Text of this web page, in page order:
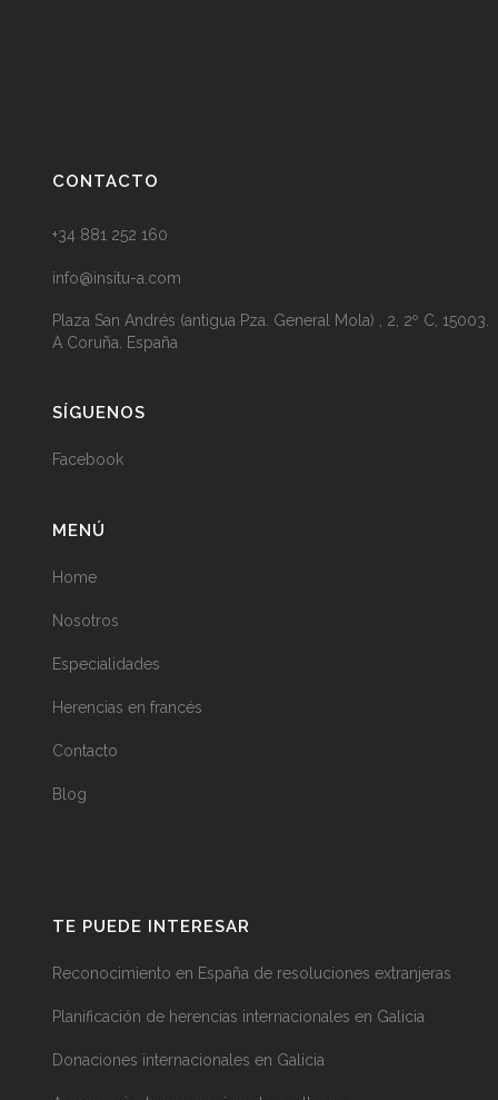
CONTACTO
+34 881 252 160
info@insitu-a.com
Plaza San Andrés (antigua Pza. General Mola) , 2, 2º C, 15003.
A Coruña. España
SÍGUENOS
Facebook
MENÚ
Home
Nosotros
Especialidades
Herencias en francés
Contacto
Blog
TE PUEDE INTERESAR
Reconocimiento en España de resoluciones extranjeras
Planificación de herencias internacionales en Galicia
Donaciones internacionales en Galicia